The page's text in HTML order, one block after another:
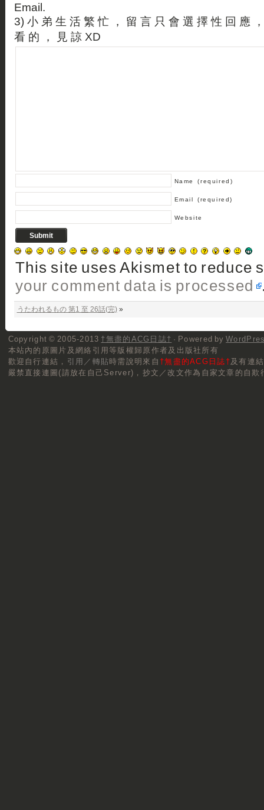
Email.
3) 小 弟 生 活 繁 忙 ， 留 言 只 會 選 擇 性 回 應
看 的 ， 見 諒 XD
Name (required)
Email (required)
Website
This site uses Akismet to reduce
your comment data is processed
うたわれるもの 第1 至 26話(完)»
Copyright © 2005-2013 †無盡的ACG日誌† · Powered by
本站內的原圖片及網絡引用等版權歸原作者及出版社所有
歡迎自行連結， 引用／轉貼時需說明來自 †無盡的ACG日誌†及有連
嚴禁直接連圖(請放在自己Server)，抄文／改文作為自家文章的自欺